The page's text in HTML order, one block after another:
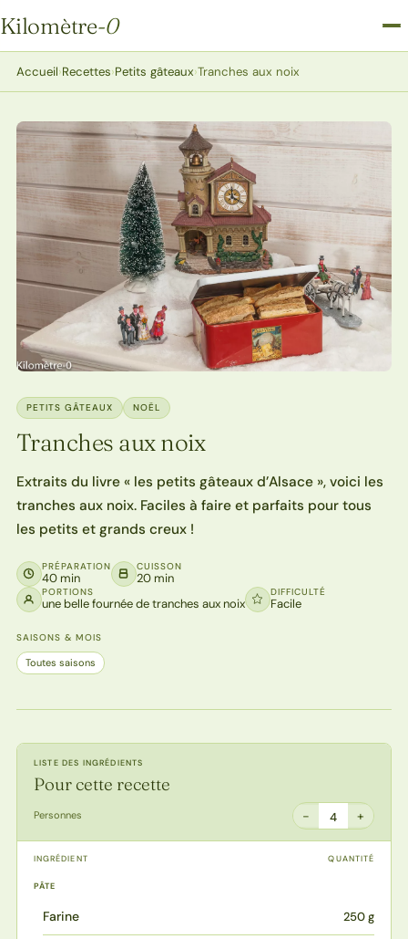
Kilomètre-0
Kilomètre-0
Accueil›Recettes›Petits gâteaux›Tranches aux noix
PETITS GÂTEAUX NOËL
Tranches aux noix
Extraits du livre « les petits gâteaux d’Alsace », voici les
tranches aux noix. Faciles à faire et parfaits pour tous
les petits et grands creux !
PRÉPARATION
40 min
CUISSON
20 min
PORTIONS
une belle fournée de tranches aux noix
DIFFICULTÉ
Facile
SAISONS & MOIS
Toutes saisons
LISTE DES INGRÉDIENTS
Pour cette recette
Personnes − 4 +
INGRÉDIENT QUANTITÉ
PÂTE
Farine 250 g